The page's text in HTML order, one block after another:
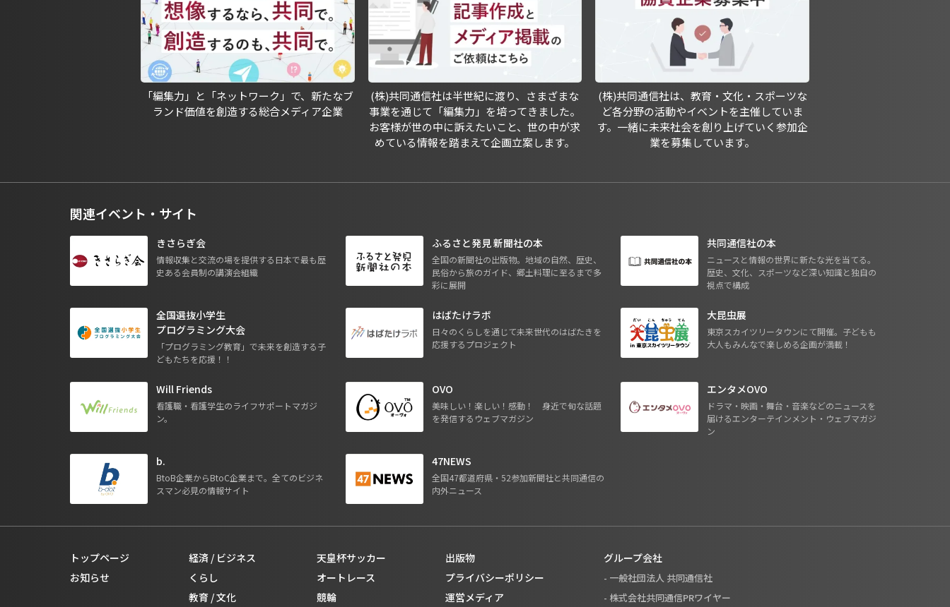
「編集力」と「ネットワーク」で、新たなブ
ランド価値を創造する総合メディア企業
(株)共同通信社は半世紀に渡り、さまざまな
事業を通じて「編集力」を培ってきました。
お客様が世の中に訴えたいこと、世の中が求
めている情報を踏まえて企画立案します。
(株)共同通信社は、教育・文化・スポーツな
ど各分野の活動やイベントを主催していま
す。一緒に未来社会を創り上げていく参加企
業を募集しています。
関連イベント・サイト
きさらぎ会
情報収集と交流の場を提供する日本で最も歴
史ある会員制の講演会組織
ふるさと発見 新聞社の本
全国の新聞社の出版物。地域の自然、歴史、
民俗から旅のガイド、郷土料理に至るまで多
彩に展開
共同通信社の本
ニュースと情報の世界に新たな光を当てる。
歴史、文化、スポーツなど深い知識と独自の
視点で構成
全国選抜小学生
プログラミング大会
「プログラミング教育」で未来を創造する子
どもたちを応援！！
はばたけラボ
日々のくらしを通じて未来世代のはばたきを
応援するプロジェクト
大昆虫展
東京スカイツリータウンにて開催。子どもも
大人もみんなで楽しめる企画が満載！
Will Friends
看護職・看護学生のライフサポートマガジ
ン。
OVO
美味しい！楽しい！感動！ 身近で旬な話題
を発信するウェブマガジン
エンタメOVO
ドラマ・映画・舞台・音楽などのニュースを
届けるエンターテインメント・ウェブマガジ
ン
b.
BtoB企業からBtoC企業まで。全てのビジネ
スマン必見の情報サイト
47NEWS
全国47都道府県・52参加新聞社と共同通信の
内外ニュース
トップページ
お知らせ
経済 / ビジネス
くらし
教育 / 文化
天皇杯サッカー
オートレース
競輪
出版物
プライバシーポリシー
運営メディア
グループ会社
- 一般社団法人 共同通信社
- 株式会社共同通信PRワイヤー